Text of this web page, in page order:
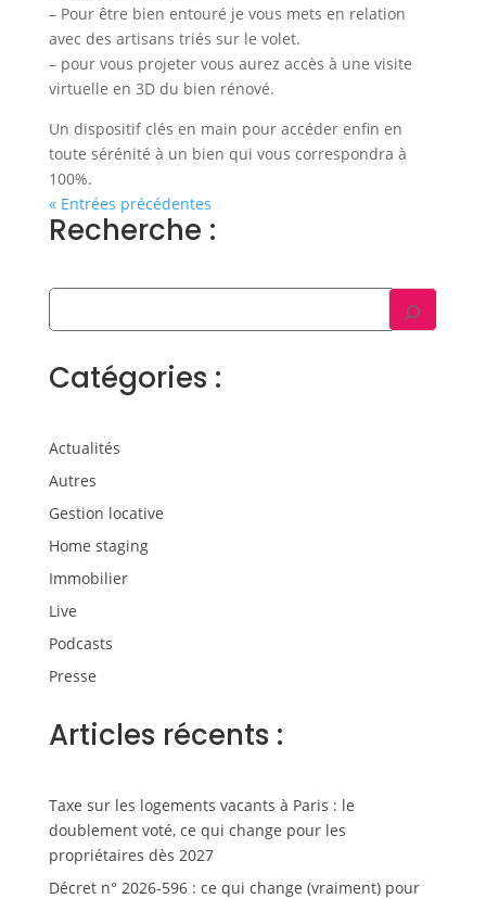
– Pour être bien entouré je vous mets en relation
avec des artisans triés sur le volet.
– pour vous projeter vous aurez accès à une visite
virtuelle en 3D du bien rénové.
Un dispositif clés en main pour accéder enfin en
toute sérénité à un bien qui vous correspondra à
100%.
« Entrées précédentes
Recherche :
Catégories :
Actualités
Autres
Gestion locative
Home staging
Immobilier
Live
Podcasts
Presse
Articles récents :
Taxe sur les logements vacants à Paris : le
doublement voté, ce qui change pour les
propriétaires dès 2027
Décret n° 2026-596 : ce qui change (vraiment) pour